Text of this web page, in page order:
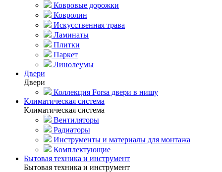
Ковровые дорожки
Ковролин
Искусственная трава
Ламинаты
Плитки
Паркет
Линолеумы
Двери
Двери
Коллекция Forsa двери в нишу
Климатическая система
Климатическая система
Вентиляторы
Радиаторы
Инструменты и материалы для монтажа
Комплектующие
Бытовая техника и инструмент
Бытовая техника и инструмент